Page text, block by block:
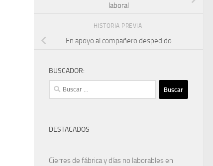
laboral
HISTORIA PREVIA
En apoyo al compañero despedido
BUSCADOR:
Buscar:
DESTACADOS
Cierres de fábrica y días no laborables en